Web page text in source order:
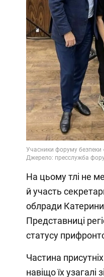
На цьому тлі не
й участь
облради
Представниці
статусу
Частина
навіщо їх узагалі